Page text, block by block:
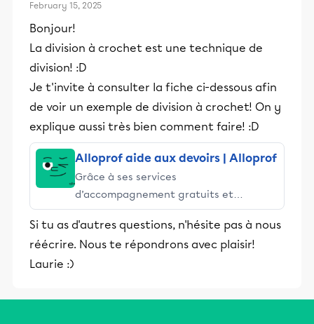
February 15, 2025
Bonjour!
La division à crochet est une technique de
division! :D
Je t'invite à consulter la fiche ci-dessous afin
de voir un exemple de division à crochet! On y
explique aussi très bien comment faire! :D
Alloprof aide aux devoirs | Alloprof
Grâce à ses services
d’accompagnement gratuits et
stimulants, Alloprof engage les élèves
et leurs parents dans la réussite
éducative.
Si tu as d'autres questions, n'hésite pas à nous
réécrire. Nous te répondrons avec plaisir!
Laurie :)